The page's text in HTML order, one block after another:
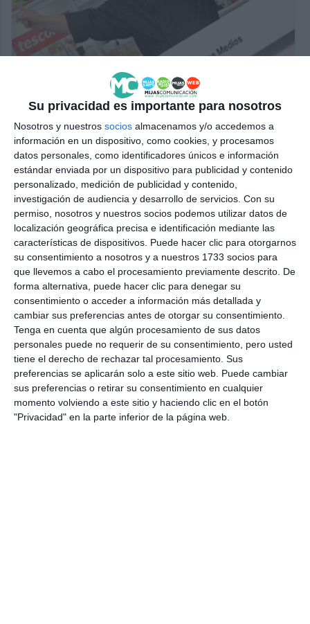
Su privacidad es importante para nosotros
Nosotros y nuestros socios almacenamos y/o accedemos a
información en un dispositivo, como cookies, y procesamos
datos personales, como identificadores únicos e información
estándar enviada por un dispositivo para publicidad y contenido
personalizado, medición de publicidad y contenido,
investigación de audiencia y desarrollo de servicios. Con su
permiso, nosotros y nuestros socios podemos utilizar datos de
localización geográfica precisa e identificación mediante las
características de dispositivos. Puede hacer clic para otorgarnos
su consentimiento a nosotros y a nuestros 1733 socios para
que llevemos a cabo el procesamiento previamente descrito. De
forma alternativa, puede hacer clic para denegar su
consentimiento o acceder a información más detallada y
cambiar sus preferencias antes de otorgar su consentimiento.
Tenga en cuenta que algún procesamiento de sus datos
personales puede no requerir de su consentimiento, pero usted
tiene el derecho de rechazar tal procesamiento. Sus
preferencias se aplicarán solo a este sitio web. Puede cambiar
sus preferencias o retirar su consentimiento en cualquier
momento volviendo a este sitio y haciendo clic en el botón
"Privacidad" en la parte inferior de la página web.